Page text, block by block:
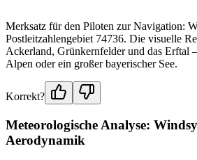
Merksatz für den Piloten zur Navigation:
Postleitzahlengebiet 74736. Die visuelle
Ackerland, Grünkernfelder und das Erftal
Alpen oder ein großer bayerischer See.
Korrekt?
Meteorologische Analyse:
Aerodynamik